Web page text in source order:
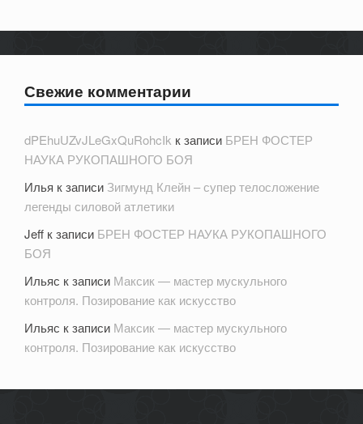
Свежие комментарии
dPEhuUZvJLeGxQuRohcIk к записи БРЕН ФОСТЕР
НАУКА РУКОПАШНОГО БОЯ
Илья к записи Зигмунд Клейн – супер телосложение
легенды силовой атлетики
Jeff к записи БРЕН ФОСТЕР НАУКА РУКОПАШНОГО
БОЯ
Ильяс к записи Максик — мастер мускульного
контроля. Позирование как искусство
Ильяс к записи Максик — мастер мускульного
контроля. Позирование как искусство